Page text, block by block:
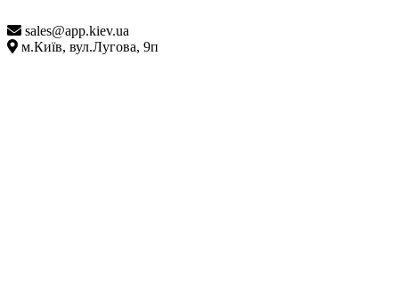
sales@app.kiev.ua
м.Київ, вул.Лугова, 9п